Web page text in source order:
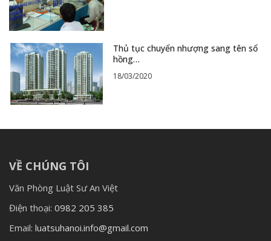
Thủ tục chuyển nhượng sang tên sổ
hồng…
18/03/2020
VỀ CHÚNG TÔI
Văn Phòng Luật Sư An Việt
Điện thoại: 0982 205 385
Email: luatsuhanoi.info@gmail.com